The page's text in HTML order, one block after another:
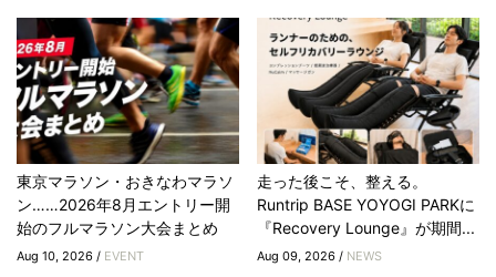
東京マラソン・おきなわマラソ
ン……2026年8月エントリー開
始のフルマラソン大会まとめ
Aug 10, 2026 / EVENT
走った後こそ、整える。
Runtrip BASE YOYOGI PARKに
『Recovery Lounge』が期間...
Aug 09, 2026 / NEWS